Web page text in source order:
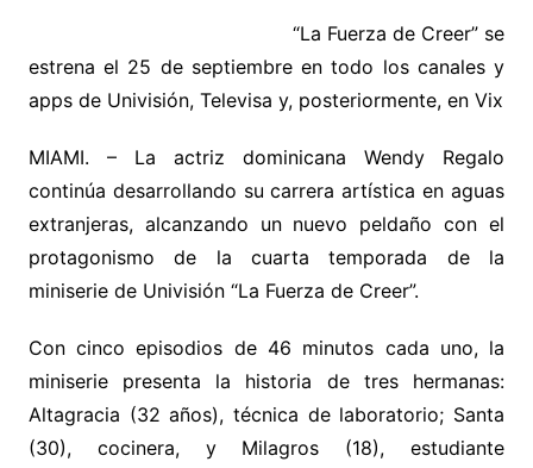
“La Fuerza de Creer” se
estrena el 25 de septiembre en todo los canales y
apps de Univisión, Televisa y, posteriormente, en Vix
MIAMI. – La actriz dominicana Wendy Regalo
continúa desarrollando su carrera artística en aguas
extranjeras, alcanzando un nuevo peldaño con el
protagonismo de la cuarta temporada de la
miniserie de Univisión “La Fuerza de Creer”.
Con cinco episodios de 46 minutos cada uno, la
miniserie presenta la historia de tres hermanas:
Altagracia (32 años), técnica de laboratorio; Santa
(30), cocinera, y Milagros (18), estudiante